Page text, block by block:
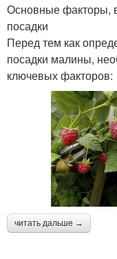
Основные факторы,
посадки
Перед тем как
посадки малины,
ключевых факторов:
читать дальше →